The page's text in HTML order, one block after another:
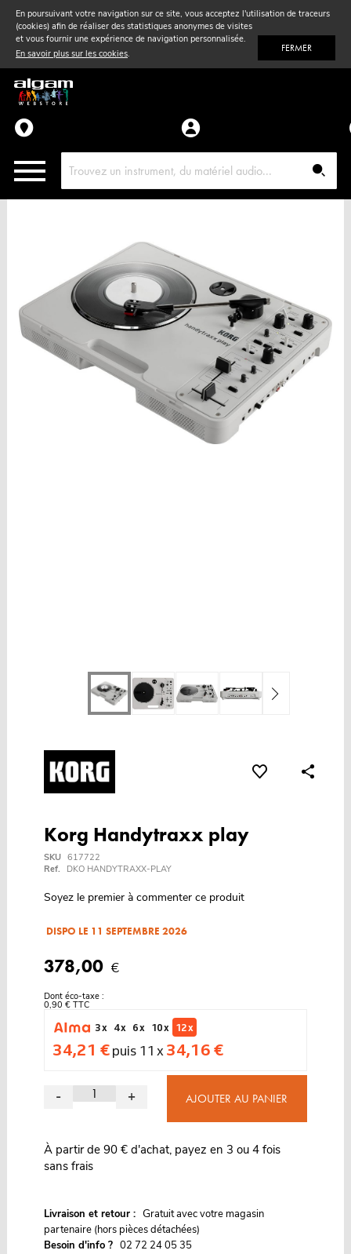
En poursuivant votre navigation sur ce site, vous acceptez l'utilisation de traceurs
(cookies) afin de réaliser des statistiques anonymes de visites
et vous fournir une expérience de navigation personnalisée.
En savoir plus sur les cookies. FERMER
Vent& Violon
Accessoires
Pièces détachées
Korg Handytraxx play
SKU 617722
Ref.
DKO HANDYTRAXX-PLAY
Soyez le premier à commenter ce produit
DISPO LE 11 SEPTEMBRE 2026
378,00 €
Dont éco-taxe :
0,90 € TTC
3 x
4 x 6 x 10 x 12 x
34,21 €puis 11 x34,16 €
- + AJOUTER AU PANIER
À partir de 90 € d'achat, payez en 3 ou 4 fois
sans frais
Livraison et retour : Gratuit avec votre magasin
partenaire (hors pièces détachées)
Besoin d'info ? 02 72 24 05 35